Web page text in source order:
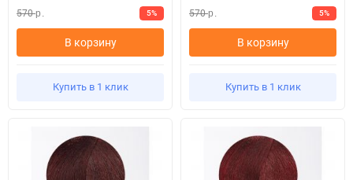
570 р. 5%
В корзину
Купить в 1 клик
570 р. 5%
В корзину
Купить в 1 клик